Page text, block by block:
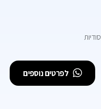
לפרטים נוספים